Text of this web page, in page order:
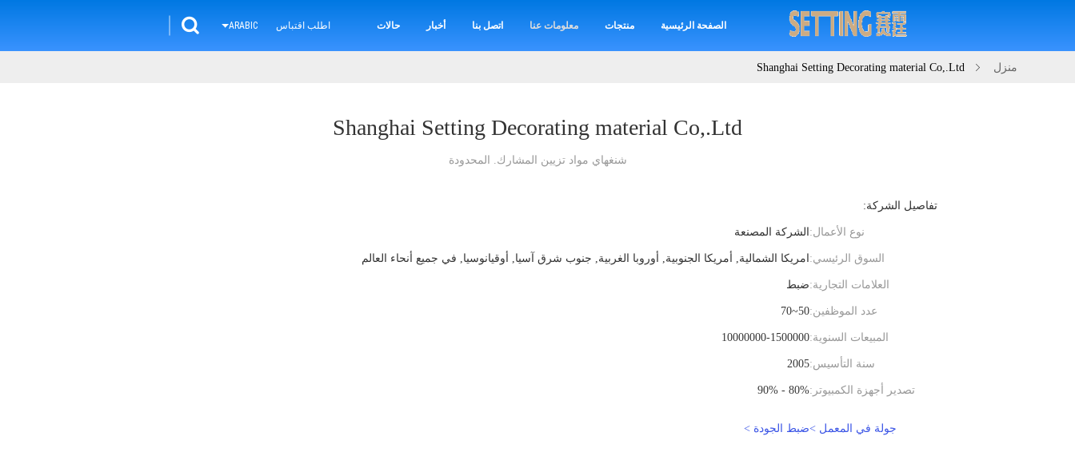
الصفحة الرئيسية منتجات معلومات عنا اتصل بنا أخبار حالات اطلب اقتباس ARABIC
منزل Shanghai Setting Decorating material Co,.Ltd
Shanghai Setting Decorating material Co,.Ltd
شنغهاي مواد تزيين المشارك. المحدودة
تفاصيل الشركة:
نوع الأعمال: الشركة المصنعة
السوق الرئيسي: امريكا الشمالية, أمريكا الجنوبية, أوروبا الغربية, جنوب شرق آسيا, أوقيانوسيا, في جميع أنحاء العالم
العلامات التجارية:ضبط
عدد الموظفين:50~70
المبيعات السنوية:10000000-1500000
سنة التأسيس:2005
تصدير أجهزة الكمبيوتر:80% - 90%
جولة في المعمل >ضبط الجودة >